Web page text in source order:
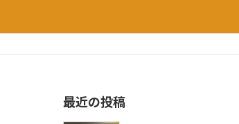
最近の投稿